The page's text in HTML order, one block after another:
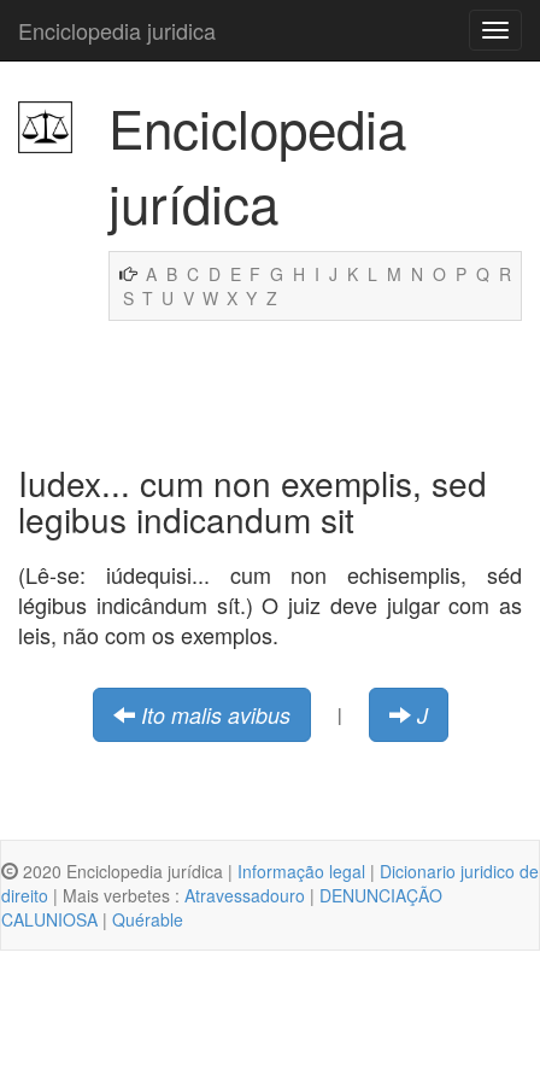
Enciclopedia juridica
Enciclopedia
jurídica
A B C D E F G H I J K L M N O P Q R
S T U V W X Y Z
Iudex... cum non exemplis, sed
legibus indicandum sit
(Lê-se: iúdequisi... cum non echisemplis, séd
légibus indicândum sít.) O juiz deve julgar com as
leis, não com os exemplos.
Ito malis avibus | J
2020 Enciclopedia jurídica | Informação legal | Dicionario juridico de
direito | Mais verbetes : Atravessadouro | DENUNCIAÇÃO
CALUNIOSA | Quérable